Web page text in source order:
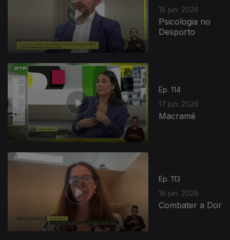
18 jun. 2026
Psicologia no
Desporto
Ep. 114
17 jun. 2026
Macramé
Ep. 113
16 jun. 2026
Combater a Dor